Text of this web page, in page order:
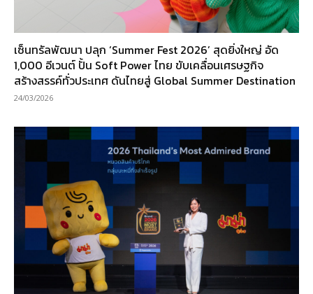
เซ็นทรัลพัฒนา ปลุก ‘Summer Fest 2026’ สุดยิ่งใหญ่ อัด
1,000 อีเวนต์ ปั้น Soft Power ไทย ขับเคลื่อนเศรษฐกิจ
สร้างสรรค์ทั่วประเทศ ดันไทยสู่ Global Summer Destination
24/03/2026